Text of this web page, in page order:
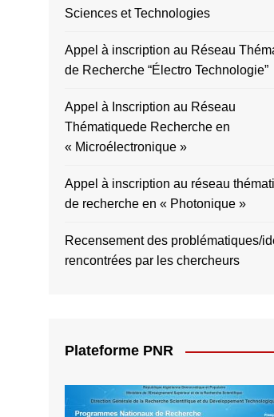
Sciences et Technologies
Appel à inscription au Réseau
de Recherche “Électro Technologie”
Appel à Inscription au Réseau
Thématiquede Recherche en
« Microélectronique »
Appel à inscription au réseau
de recherche en « Photonique »
Recensement des problématiques/
rencontrées par les chercheurs
Plateforme PNR